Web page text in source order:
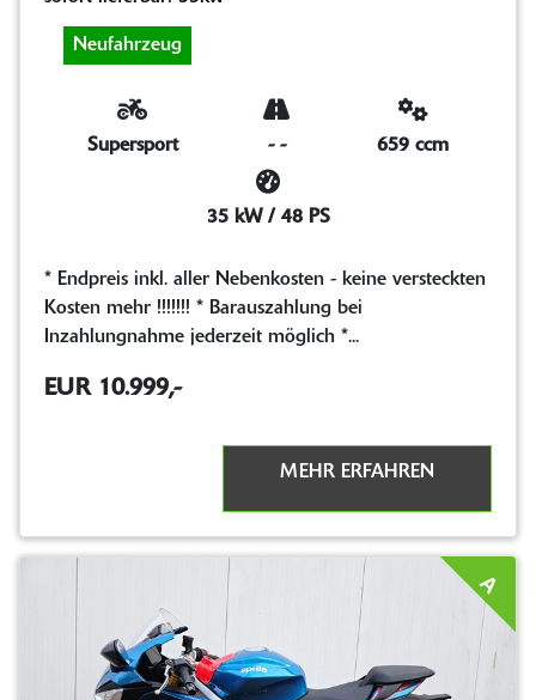
Neufahrzeug
Supersport - - 659 ccm
35 kW / 48 PS
* Endpreis inkl. aller Nebenkosten - keine versteckten
Kosten mehr !!!!!!! * Barauszahlung bei
Inzahlungnahme jederzeit möglich *...
EUR 10.999,-
MEHR ERFAHREN
A